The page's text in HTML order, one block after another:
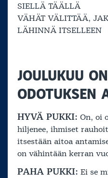
SIELLÄ TÄÄLLÄ
VÄHÄT VÄLITTÄÄ,
LÄHINNÄ ITSELLEEN
JOULUKUU
ODOTUKSEN
HYVÄ PUKKI: On, oi
hiljenee, ihmiset
itsestään aitoa
on vähintään kerran
PAHA PUKKI: Ei se